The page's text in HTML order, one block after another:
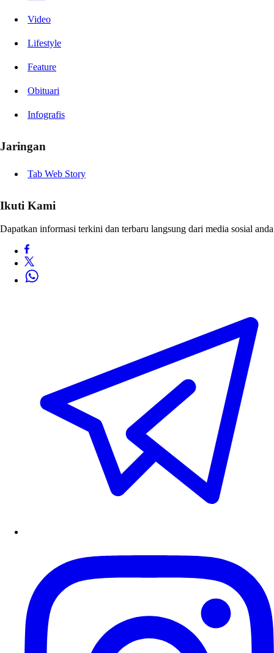
Video
Lifestyle
Feature
Obituari
Infografis
Jaringan
Tab Web Story
Ikuti Kami
Dapatkan informasi terkini dan terbaru langsung dari media sosial anda